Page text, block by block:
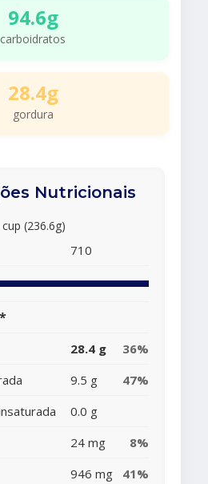
94.6g
carboidratos
28.4g
gordura
Nutricionais
cup (236.6g)
710
28.4 g
36%
9.5 g
47%
0.0 g
24 mg
8%
946 mg
41%